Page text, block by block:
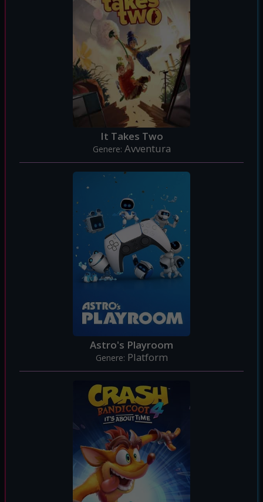
It Takes Two
Genere: Avventura
Astro's Playroom
Genere: Platform